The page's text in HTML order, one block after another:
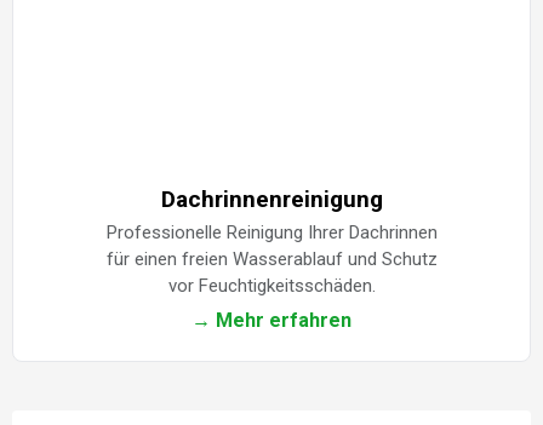
Dachrinnenreinigung
Professionelle Reinigung Ihrer Dachrinnen
für einen freien Wasserablauf und Schutz
vor Feuchtigkeitsschäden.
→ Mehr erfahren